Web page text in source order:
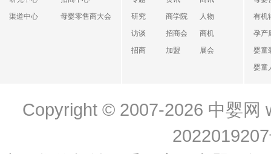
渠道中心
母婴零售商大会
研究
商学院
人物
访谈
招商会
商机
招商
加盟 展会
有机
孕产
婴童
婴童
Copyright © 2007-2026 中婴网